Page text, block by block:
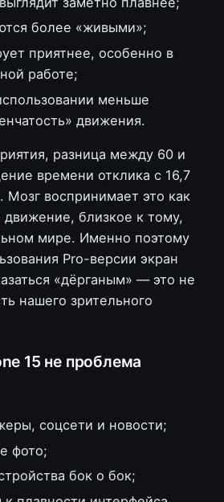
более «живыми»;
приятнее, особенно в
работе;
меньше
движения.
разница между 60 и
времени отклика с 16,7
Мозг воспринимает это как
близкое к тому,
мире. Именно поэтому
Pro-версии экран
«дёрганым» — это не
нашего зрительного
15 не проблема
соцсети и новости;
фото;
бок о бок;